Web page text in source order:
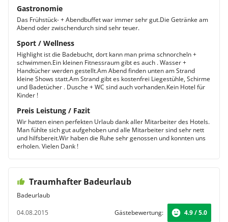
Gastronomie
Das Frühstück- + Abendbuffet war immer sehr gut.Die Getränke am
Abend oder zwischendurch sind sehr teuer.
Sport / Wellness
Highlight ist die Badebucht, dort kann man prima schnorcheln +
schwimmen.Ein kleinen Fitnessraum gibt es auch . Wasser +
Handtücher werden gestellt.Am Abend finden unten am Strand
kleine Shows statt.Am Strand gibt es kostenfrei Liegestühle, Schirme
und Badetücher . Dusche + WC sind auch vorhanden.Kein Hotel für
Kinder !
Preis Leistung / Fazit
Wir hatten einen perfekten Urlaub dank aller Mitarbeiter des Hotels.
Man fühlte sich gut aufgehoben und alle Mitarbeiter sind sehr nett
und hilfsbereit.Wir haben die Ruhe sehr genossen und konnten uns
erholen. Vielen Dank !
Traumhafter Badeurlaub
Badeurlaub
04.08.2015
Gästebewertung: 4.9 / 5.0